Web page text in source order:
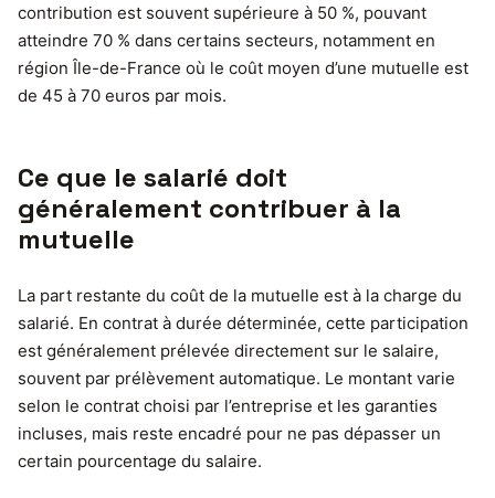
contribution est souvent supérieure à 50 %, pouvant
atteindre 70 % dans certains secteurs, notamment en
région Île-de-France où le coût moyen d’une mutuelle est
de 45 à 70 euros par mois.
Ce que le salarié doit
généralement contribuer à la
mutuelle
La part restante du coût de la mutuelle est à la charge du
salarié. En contrat à durée déterminée, cette participation
est généralement prélevée directement sur le salaire,
souvent par prélèvement automatique. Le montant varie
selon le contrat choisi par l’entreprise et les garanties
incluses, mais reste encadré pour ne pas dépasser un
certain pourcentage du salaire.